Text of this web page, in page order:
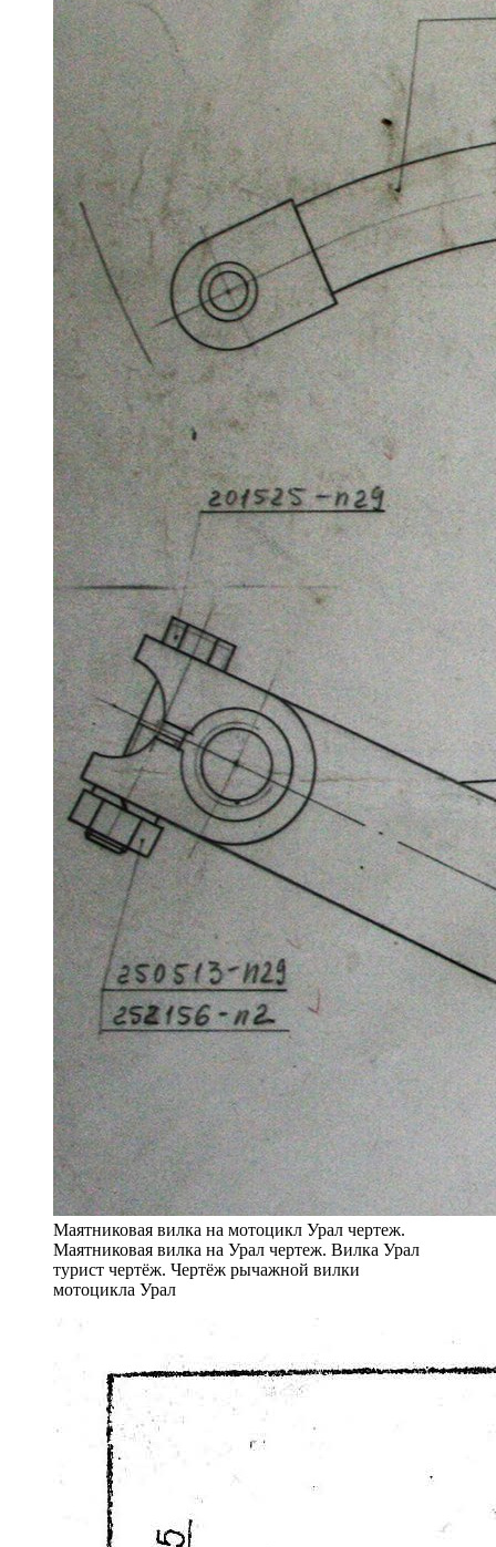
Маятниковая вилка на мотоцикл Урал чертеж.
Маятниковая вилка на Урал чертеж. Вилка Урал
турист чертёж. Чертёж рычажной вилки
мотоцикла Урал